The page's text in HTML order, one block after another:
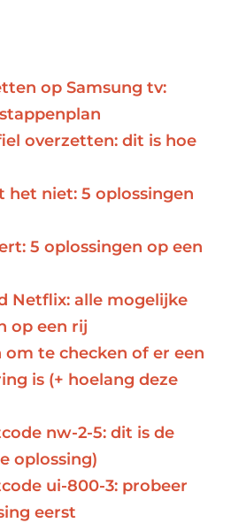
op Samsung tv:
overzetten: dit is hoe
het niet: 5 oplossingen
5 oplossingen op een
Netflix: alle mogelijke
op een rij
om te checken of er een
is (+ hoelang deze
nw-2-5: dit is de
oplossing)
ui-800-3: probeer
eerst